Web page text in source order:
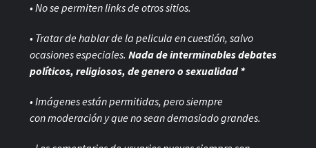
• No se permiten links de otros sitios.
• Tratar de hablar de la pelicula en cuestión, salvo
ocasiones especiales.Nada de interminables debates
políticos, religiosos, de genero o sexualidad *
• Imágenes están permitidas, pero siempre
conmoderación y que no sean demasiado grandes.